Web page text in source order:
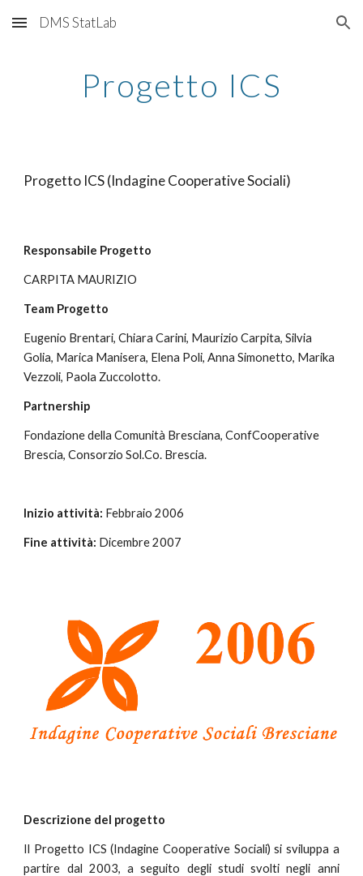
Skip to main content Skip to navigation
DMS StatLab
Progetto ICS
Progetto ICS (Indagine Cooperative Sociali)
Responsabile Progetto
CARPITA MAURIZIO
Team Progetto
Eugenio Brentari, Chiara Carini, Maurizio Carpita, Silvia
Golia, Marica Manisera, Elena Poli, Anna Simonetto, Marika
Vezzoli, Paola Zuccolotto.
Partnership
Fondazione della Comunità Bresciana, ConfCooperative
Brescia, Consorzio Sol.Co. Brescia.
Inizio attività: Febbraio 2006
Fine attività: Dicembre 2007
Descrizione del progetto
Il Progetto ICS (Indagine Cooperative Sociali) si sviluppa a
partire dal 2003, a seguito degli studi svolti negli anni